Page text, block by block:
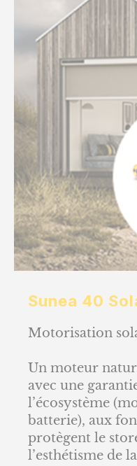
Sunea 40
Motorisation
Un moteur
avec une
l’écosystème
batterie), aux
protègent le
l’esthétisme de